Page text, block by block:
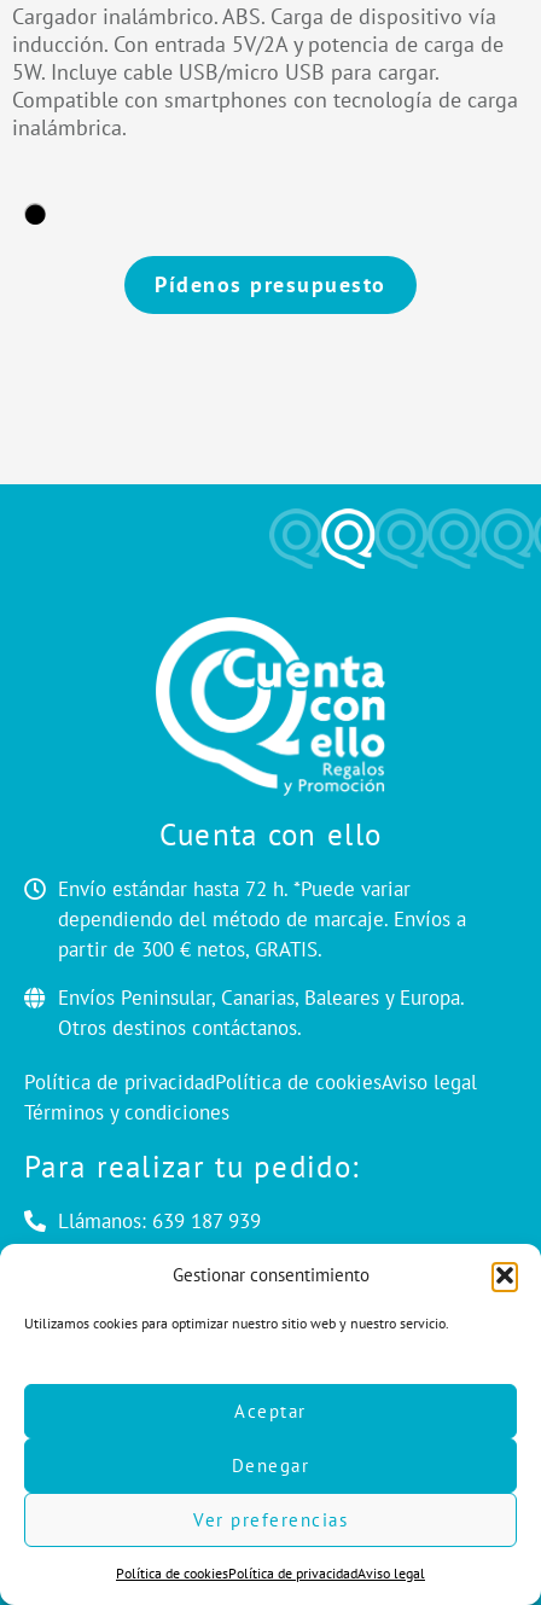
Gestionar consentimiento
Utilizamos cookies para optimizar nuestro sitio web y nuestro servicio.
Aceptar
Denegar
Ver preferencias
Política de cookiesPolítica de privacidadAviso legal
Cargador inalámbrico. ABS. Carga de dispositivo vía
inducción. Con entrada 5V/2A y potencia de carga de
5W. Incluye cable USB/micro USB para cargar.
Compatible con smartphones con tecnología de carga
inalámbrica.
Pídenos presupuesto
Cuenta con ello
Envío estándar hasta 72 h. *Puede variar
dependiendo del método de marcaje. Envíos a
partir de 300 € netos, GRATIS.
Envíos Peninsular, Canarias, Baleares y Europa.
Otros destinos contáctanos.
Política de privacidadPolítica de cookiesAviso legal
Términos y condiciones
Para realizar tu pedido:
Llámanos: 639 187 939
Envíanos un mail: info@cuentaconello.com
info@cuentaconello.com
a
o
n i
k